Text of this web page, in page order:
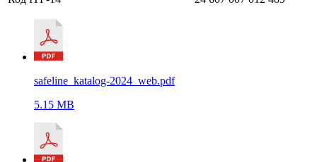
safeline_katalog-2024_web.pdf
5.15 MB